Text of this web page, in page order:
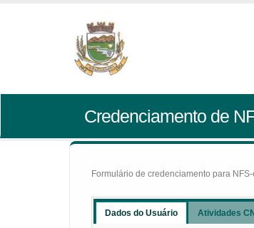
Credenciamento de
Formulário de credenciamento para
Dados do Usuário Atividades